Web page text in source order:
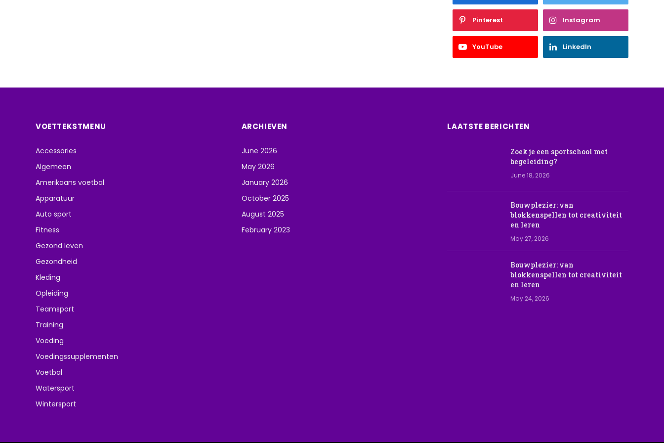
Pinterest Instagram
YouTube LinkedIn
VOETTEKSTMENU
Accessories
Algemeen
Amerikaans voetbal
Apparatuur
Auto sport
Fitness
Gezond leven
Gezondheid
Kleding
Opleiding
Teamsport
Training
Voeding
Voedingssupplementen
Voetbal
Watersport
Wintersport
ARCHIEVEN
June 2026
May 2026
January 2026
October 2025
August 2025
February 2023
LAATSTE BERICHTEN
Zoek je een sportschool met
begeleiding?
June 18, 2026
Bouwplezier: van
blokkenspellen tot creativiteit
en leren
May 27, 2026
Bouwplezier: van
blokkenspellen tot creativiteit
en leren
May 24, 2026